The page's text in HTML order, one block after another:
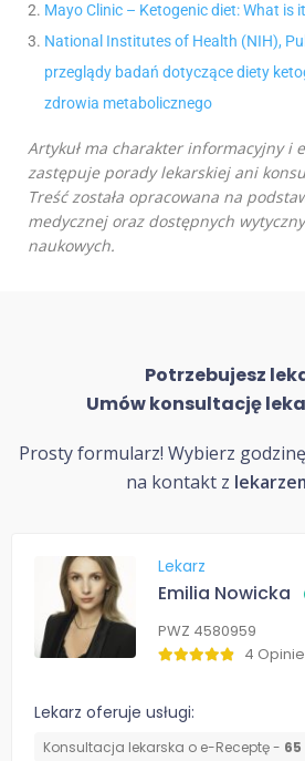
Mayo Clinic – Ketogenic diet: What is
National Institutes of Health (NIH),
przeglądy badań dotyczące diety
zdrowia metabolicznego
Artykuł ma charakter informacyjny i
zastępuje porady lekarskiej ani
Treść została opracowana na
medycznej oraz dostępnych
naukowych.
Potrzebujesz
Umów konsultację
Prosty formularz! Wybierz
na kontakt z
Lekarz
Emilia Nowicka
PWZ 4580959
4 Opinie
Lekarz oferuje usługi:
Konsultacja lekarska o e-Receptę - 65